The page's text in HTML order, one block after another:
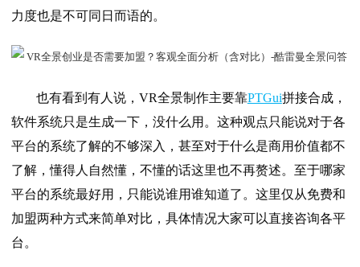
力度也是不可同日而语的。
也有看到有人说，VR全景制作主要靠PTGui拼接合成，
软件系统只是生成一下，没什么用。这种观点只能说对于各
平台的系统了解的不够深入，甚至对于什么是商用价值都不
了解，懂得人自然懂，不懂的话这里也不再赘述。至于哪家
平台的系统最好用，只能说谁用谁知道了。这里仅从免费和
加盟两种方式来简单对比，具体情况大家可以直接咨询各平
台。